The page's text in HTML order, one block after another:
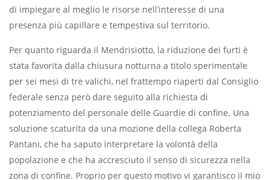
di impiegare al meglio le risorse nell’interesse di una
presenza più capillare e tempestiva sul territorio.
Per quanto riguarda il Mendrisiotto, la riduzione dei furti è
stata favorita dalla chiusura notturna a titolo sperimentale
per sei mesi di tre valichi, nel frattempo riaperti dal Consiglio
federale senza però dare seguito alla richiesta di
potenziamento del personale delle Guardie di confine. Una
soluzione scaturita da una mozione della collega Roberta
Pantani, che ha saputo interpretare la volontà della
popolazione e che ha accresciuto il senso di sicurezza nella
zona di confine. Proprio per questo motivo vi garantisco il mio